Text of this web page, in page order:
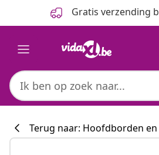
Gratis verzending
Terug naar: Hoofdborden